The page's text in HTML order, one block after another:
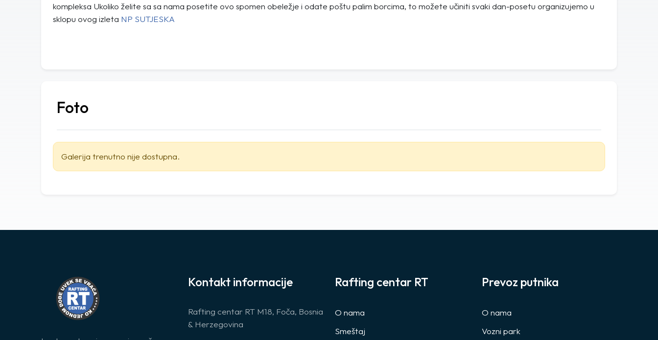
kompleksa Ukoliko želite sa sa nama posetite ovo spomen obeležje i odate poštu palim borcima, to možete učiniti svaki dan-posetu organizujemo u
sklopu ovog izleta NP SUTJESKA
Foto
Galerija trenutno nije dostupna.
Kontakt informacije
Rafting centar RT M18, Foča, Bosnia
& Herzegovina
Rafting centar RT
O nama
Smeštaj
Prevoz putnika
O nama
Vozni park